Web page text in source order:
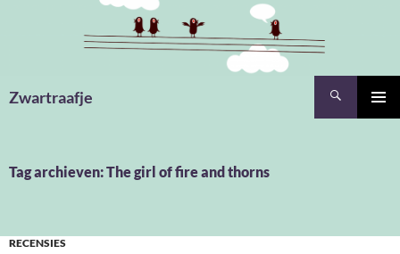
Zwartraafje
Tag archieven: The girl of fire and thorns
RECENSIES